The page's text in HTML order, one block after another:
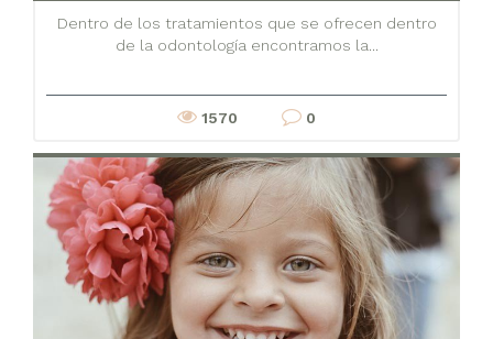
Dentro de los tratamientos que se ofrecen dentro
de la odontología encontramos la...
1570 0